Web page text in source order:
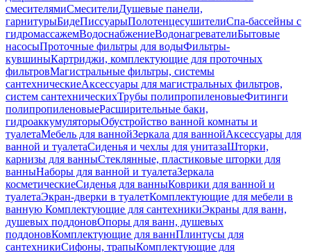
смесителямиСмесителиДушевые панели,
гарнитурыБидеПиссуарыПолотенцесушителиСпа-бассейны с
гидромассажемВодоснабжениеВодонагревателиБытовые
насосыПроточные фильтры для водыФильтры-
кувшиныКартриджи, комплектующие для проточных
фильтровМагистральные фильтры, системы
сантехническиеАксессуары для магистральных фильтров,
систем сантехническихТрубы полипропиленовыеФитинги
полипропиленовыеРасширительные баки,
гидроаккумуляторыОбустройство ванной комнаты и
туалетаМебель для ваннойЗеркала для ваннойАксессуары для
ванной и туалетаСиденья и чехлы для унитазаШторки,
карнизы для ванныСтеклянные, пластиковые шторки для
ванныНаборы для ванной и туалетаЗеркала
косметическиеСиденья для ванныКоврики для ванной и
туалетаЭкран-дверки в туалетКомплектующие для мебели в
ванную Комплектующие для сантехникиЭкраны для ванн,
душевых поддоновОпоры для ванн, душевых
поддоновКомплектующие для ваннПлинтусы для
сантехникиСифоны, трапыКомплектующие для